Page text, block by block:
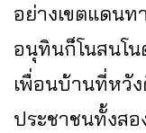
อย่างเขตแดนท
อนุทินก็โนสนโ
เพื่อนบ้านที่หวั
ประชาชนทั้งส